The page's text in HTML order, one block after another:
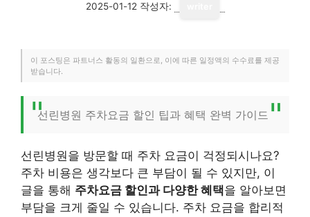
2025-01-12 작성자:
이 포스팅은 파트너스 활동의 일환으로, 이에 따른 일정액의 수수료를 제공
받습니다.
선린병원 주차요금 할인 팁과 혜택 완벽 가이드
선린병원을 방문할 때 주차 요금이 걱정되시나요?
주차 비용은 생각보다 큰 부담이 될 수 있지만, 이
글을 통해 주차요금 할인과 다양한 혜택을 알아보면
부담을 크게 줄일 수 있습니다. 주차 요금을 합리적